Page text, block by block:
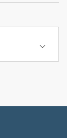
a
e
i
k
-
o